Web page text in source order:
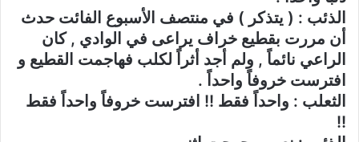
الذئب : ( يتذكر ) في منتصف الأسبوع الفائت حدث
أن مررت بقطيع خراف يراعى في الوادي , كان
الراعي نائماً , ولم أجد أثراً لكلب فهاجمت القطيع و
افترست خروفاً واحداً .
الثعلب : واحداً فقط !! افترست خروفاً واحداً فقط
!!